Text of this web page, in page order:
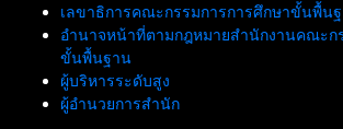
เลขาธิการคณะกรรมการการศึกษาขั้นพื้น
อำนาจหน้าที่ตามกฎหมายสำนักงานคณะก
ขั้นพื้นฐาน
ผู้บริหารระดับสูง
ผู้อำนวยการสำนัก